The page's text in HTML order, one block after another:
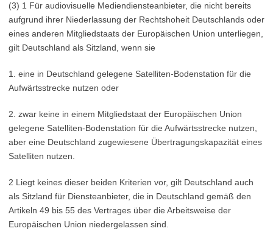
(3) 1 Für audiovisuelle Mediendiensteanbieter, die nicht bereits
aufgrund ihrer Niederlassung der Rechtshoheit Deutschlands oder
eines anderen Mitgliedstaats der Europäischen Union unterliegen,
gilt Deutschland als Sitzland, wenn sie
1. eine in Deutschland gelegene Satelliten-Bodenstation für die
Aufwärtsstrecke nutzen oder
2. zwar keine in einem Mitgliedstaat der Europäischen Union
gelegene Satelliten-Bodenstation für die Aufwärtsstrecke nutzen,
aber eine Deutschland zugewiesene Übertragungskapazität eines
Satelliten nutzen.
2 Liegt keines dieser beiden Kriterien vor, gilt Deutschland auch
als Sitzland für Diensteanbieter, die in Deutschland gemäß den
Artikeln 49 bis 55 des Vertrages über die Arbeitsweise der
Europäischen Union niedergelassen sind.